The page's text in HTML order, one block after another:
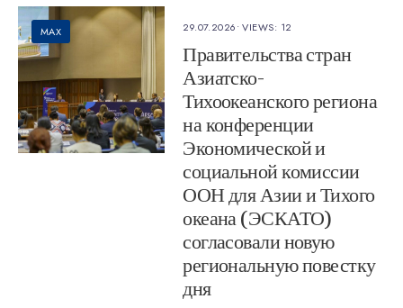
MAX 29.07.2026•VIEWS: 12
Правительства стран
Азиатско-
Тихоокеанского региона
на конференции
Экономической и
социальной комиссии
ООН для Азии и Тихого
океана (ЭСКАТО)
согласовали новую
региональную повестку
дня